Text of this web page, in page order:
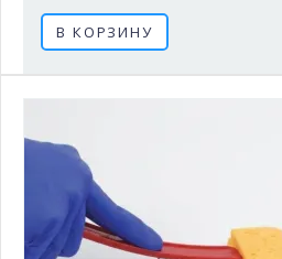
В КОРЗИНУ